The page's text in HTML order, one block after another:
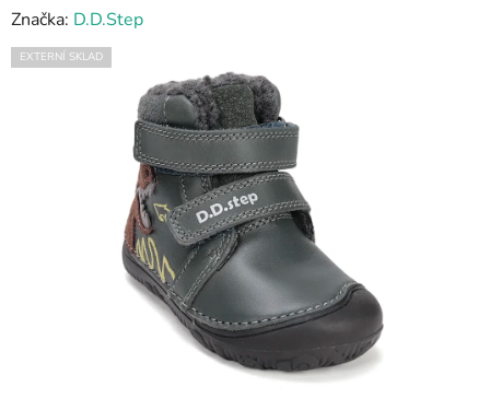
Značka: D.D.Step
EXTERNÍ SKLAD